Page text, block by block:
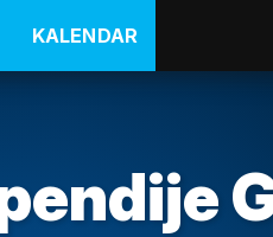
KALENDAR